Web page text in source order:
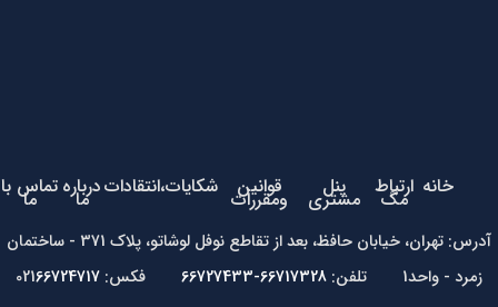
خانه ارتباط
مگ پنل
مشتری قوانین
ومقررات شکایات،انتقاداتدرباره
ما تماس با
ما
آدرس: تهران، خیابان حافظ، بعد از تقاطع نوفل لوشاتو، پلاک 371 - ساختمان
زمرد - واحد1 تلفن:
66717328-66727433 فکس: 021 66724717